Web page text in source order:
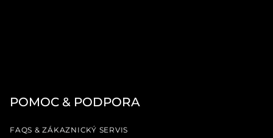
POMOC & PODPORA
FAQS & ZÁKAZNICKÝ SERVIS